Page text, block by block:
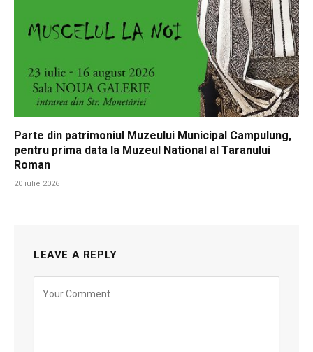
Parte din patrimoniul Muzeului Municipal Campulung,
pentru prima data la Muzeul National al Taranului
Roman
20 iulie 2026
LEAVE A REPLY